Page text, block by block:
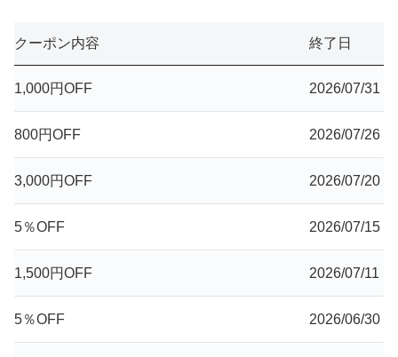
クーポン内容 終了日
1,000円OFF 2026/07/31
800円OFF 2026/07/26
3,000円OFF 2026/07/20
5％OFF 2026/07/15
1,500円OFF 2026/07/11
5％OFF 2026/06/30